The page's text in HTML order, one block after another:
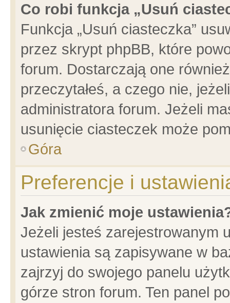
Co robi funkcja „Usuń
Funkcja „Usuń ciasteczka”
przez skrypt phpBB, które
forum. Dostarczają one
przeczytałeś, a czego nie,
administratora forum. Jeżeli
usunięcie ciasteczek może
Góra
Preferencje i
Jak zmienić moje
Jeżeli jesteś zarejestrowanym
ustawienia są zapisywane w
zajrzyj do swojego panelu
górze stron forum. Ten panel